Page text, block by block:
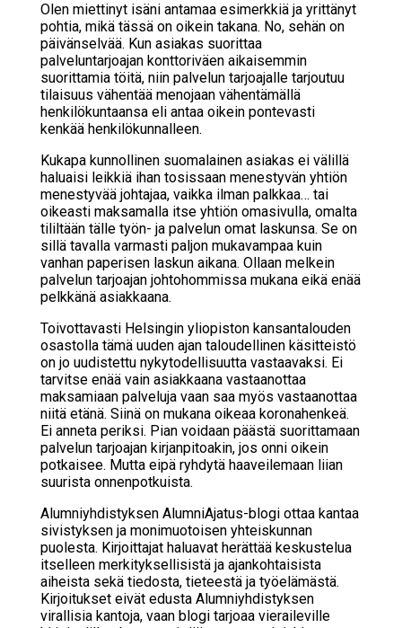
Olen miettinyt isäni antamaa esimerkkiä ja yrittänyt
pohtia, mikä tässä on oikein takana. No, sehän on
päivänselvää. Kun asiakas suorittaa
palveluntarjoajan konttoriväen aikaisemmin
suorittamia töitä, niin palvelun tarjoajalle tarjoutuu
tilaisuus vähentää menojaan vähentämällä
henkilökuntaansa eli antaa oikein pontevasti
kenkää henkilökunnalleen.
Kukapa kunnollinen suomalainen asiakas ei välillä
haluaisi leikkiä ihan tosissaan menestyvän yhtiön
menestyvää johtajaa, vaikka ilman palkkaa… tai
oikeasti maksamalla itse yhtiön omasivulla, omalta
tililtään tälle työn- ja palvelun omat laskunsa. Se on
sillä tavalla varmasti paljon mukavampaa kuin
vanhan paperisen laskun aikana. Ollaan melkein
palvelun tarjoajan johtohommissa mukana eikä enää
pelkkänä asiakkaana.
Toivottavasti Helsingin yliopiston kansantalouden
osastolla tämä uuden ajan taloudellinen käsitteistö
on jo uudistettu nykytodellisuutta vastaavaksi. Ei
tarvitse enää vain asiakkaana vastaanottaa
maksamiaan palveluja vaan saa myös vastaanottaa
niitä etänä. Siinä on mukana oikeaa koronahenkeä.
Ei anneta periksi. Pian voidaan päästä suorittamaan
palvelun tarjoajan kirjanpitoakin, jos onni oikein
potkaisee. Mutta eipä ryhdytä haaveilemaan liian
suurista onnenpotkuista.
Alumniyhdistyksen AlumniAjatus-blogi ottaa kantaa
sivistyksen ja monimuotoisen yhteiskunnan
puolesta. Kirjoittajat haluavat herättää keskustelua
itselleen merkityksellisistä ja ajankohtaisista
aiheista sekä tiedosta, tieteestä ja työelämästä.
Kirjoitukset eivät edusta Alumniyhdistyksen
virallisia kantoja, vaan blogi tarjoaa vieraileville